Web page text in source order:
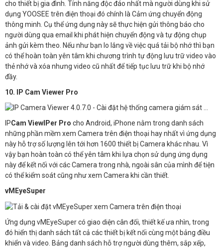
cho thiết bị gia đình. Tính năng độc đáo nhất mà người dùng khi sử
dụng YOOSEE trên điện thoại đó chính là Cảm ứng chuyển động
thông minh. Cụ thể ứng dụng này sẽ thực hiện gửi thông báo cho
người dùng qua email khi phát hiện chuyển động và tự động chụp
ảnh gửi kèm theo. Nếu như bạn lo lắng về việc quá tải bộ nhớ thì bạn
có thể hoàn toàn yên tâm khi chương trình tự động lưu trữ video vào
thẻ nhớ và xóa nhưng video cũ nhất để tiếp tục lưu trữ khi bộ nhớ
đầy.
10. IP Cam Viewer Pro
IPCam ViewIPer Pro cho Android, iPhone nằm trong danh sách
những phần mềm xem Camera trên điện thoại hay nhất vì ứng dụng
này hỗ trợ số lượng lên tới hơn 1600 thiết bị Camera khác nhau. Vì
vậy bạn hoàn toàn có thể yên tâm khi lựa chọn sử dụng ứng dụng
này để kết nối với các Camera trong nhà, ngoài sân của mình để tiện
có thể kiểm soát cũng như xem Camera khi cần thiết.
vMEyeSuper
Ứng dụng vMEyeSuper có giao diện cân đối, thiết kế ưa nhìn, trong
đó hiển thị danh sách tất cả các thiết bị kết nối cùng một bảng điều
khiển và video. Bảng danh sách hỗ trợ người dùng thêm, sắp xếp,